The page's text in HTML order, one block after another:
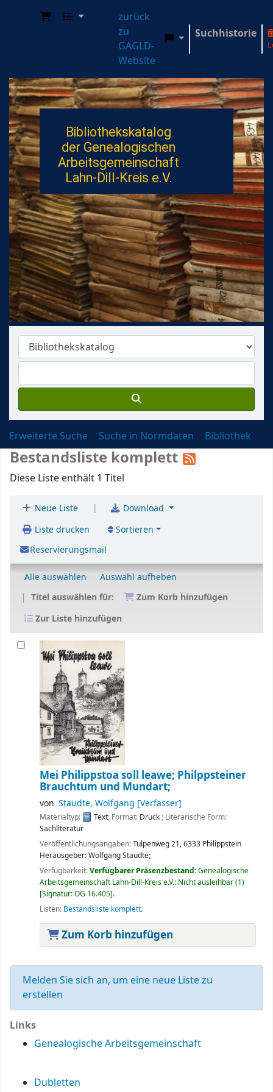
Genealogische Arbeitsgemeinschaft Lahn-
zurück
zu
GAGLD-
Website
Suchhistorie
Bibliothekskatalog
der Genealogischen
Arbeitsgemeinschaft
Lahn-Dill-Kreis e.V.
Erweiterte Suche Suche in Normdaten Bibliothek
Links
Genealogische Arbeitsgemeinschaft
Dubletten
Bestandsliste komplett
Diese Liste enthält 1 Titel
Neue Liste |
Download
Liste drucken
Sortieren
Reservierungsmail
Alle auswählen
Auswahl aufheben
Titel auswählen für:
Zum Korb hinzufügen
Zur Liste hinzufügen
Mei Philippstoa soll leawe; Philppsteiner
Brauchtum und Mundart;
von Staudte, Wolfgang [Verfasser]
Materialtyp: Text; Format: Druck ; Literarische Form:
Sachliteratur
Veröffentlichungsangaben:Tulpenweg 21, 6333 Philippstein
Herausgeber: Wolfgang Staudte;
Verfügbarkeit:Verfügbarer Präsenzbestand:Genealogische
Arbeitsgemeinschaft Lahn-Dill-Kreis e.V.: Nicht ausleihbar(1)
Signatur:OG 16.405 .
Listen: Bestandsliste komplett.
Zum Korb hinzufügen
Melden Sie sich an, um eine neue Liste zu
erstellen